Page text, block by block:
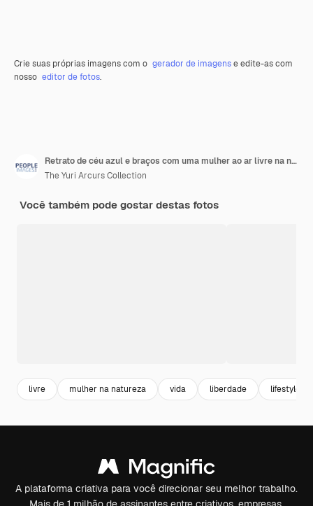
Crie suas próprias imagens com o gerador de imagense edite-as com
nosso editor de fotos.
Retrato de céu azul e braços com uma mulher ao ar livre na natureza para diversão, liberdade ou aventura no verão por baixo Sorria saúde e bem-estar com uma jovem feliz do lado de fora para celebrar a vida
The Yuri Arcurs Collection
Você também pode gostar destas fotos
livre mulher na natureza vida liberdade lifestyle
A plataforma criativa para você direcionar seu melhor trabalho.